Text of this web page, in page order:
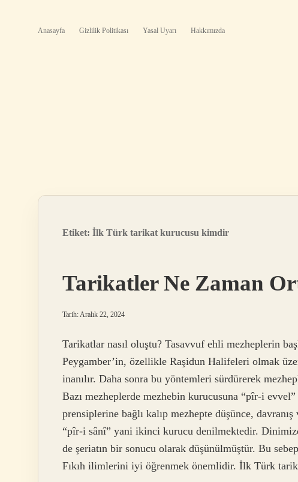
Anasayfa Gizlilik Politikası Yasal Uyarı Hakkımızda
Etiket: İlk Türk tarikat kurucusu kimdir
Tarikatler Ne Zaman
Tarih: Aralık 22, 2024
Tarikatlar nasıl oluştu? Tasavvuf ehli mezheplerin
Peygamber’in, özellikle Raşidun Halifeleri olmak
inanılır. Daha sonra bu yöntemleri sürdürerek
Bazı mezheplerde mezhebin kurucusuna “pîr-i
prensiplerine bağlı kalıp mezhepte düşünce,
“pîr-i sânî” yani ikinci kurucu denilmektedir.
de şeriatın bir sonucu olarak düşünülmüştür. Bu
Fıkıh ilimlerini iyi öğrenmek önemlidir. İlk Türk